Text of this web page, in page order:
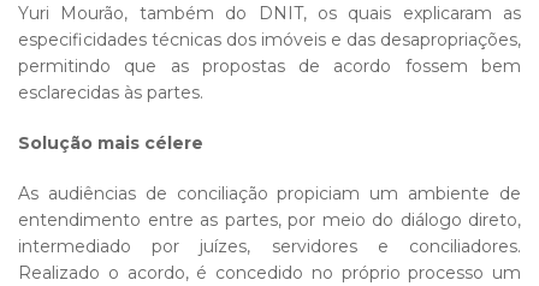
Yuri Mourão, também do DNIT, os quais explicaram as
especificidades técnicas dos imóveis e das desapropriações,
permitindo que as propostas de acordo fossem bem
esclarecidas às partes.
Solução mais célere
As audiências de conciliação propiciam um ambiente de
entendimento entre as partes, por meio do diálogo direto,
intermediado por juízes, servidores e conciliadores.
Realizado o acordo, é concedido no próprio processo um